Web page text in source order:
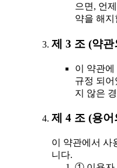
으면, 언
약을 해
제 3 조 (약
이 약관에
규정 되
지 않은
제 4 조 (용
이 약관에서 사
니다.